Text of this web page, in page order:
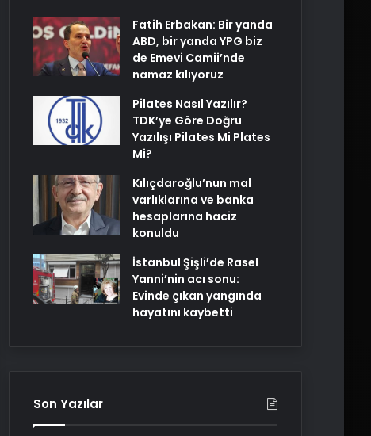
Fatih Erbakan: Bir yanda
ABD, bir yanda YPG biz
de Emevi Camii’nde
namaz kılıyoruz
Pilates Nasıl Yazılır?
TDK’ye Göre Doğru
Yazılışı Pilates Mi Plates
Mi?
Kılıçdaroğlu’nun mal
varlıklarına ve banka
hesaplarına haciz
konuldu
İstanbul Şişli’de Rasel
Yanni’nin acı sonu:
Evinde çıkan yangında
hayatını kaybetti
Son Yazılar